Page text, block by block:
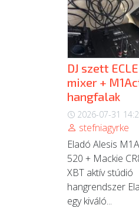
DJ szett
mixer +
hangfalak
2026-07-31
stefniagyrke
Eladó Alesis
520 + Mackie
XBT aktív stúdió
hangrendszer
egy kiváló...